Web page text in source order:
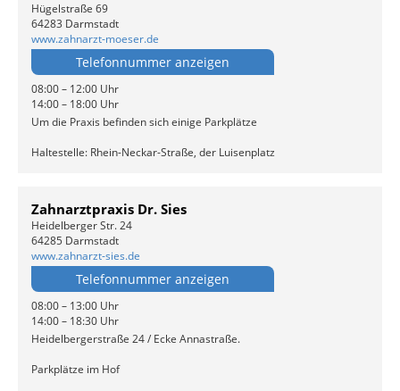
Hügelstraße 69
64283 Darmstadt
www.zahnarzt-moeser.de
Telefonnummer anzeigen
08:00 – 12:00 Uhr
14:00 – 18:00 Uhr
Um die Praxis befinden sich einige Parkplätze
Haltestelle: Rhein-Neckar-Straße, der Luisenplatz
Zahnarztpraxis Dr. Sies
Heidelberger Str. 24
64285 Darmstadt
www.zahnarzt-sies.de
Telefonnummer anzeigen
08:00 – 13:00 Uhr
14:00 – 18:30 Uhr
Heidelbergerstraße 24 / Ecke Annastraße.
Parkplätze im Hof